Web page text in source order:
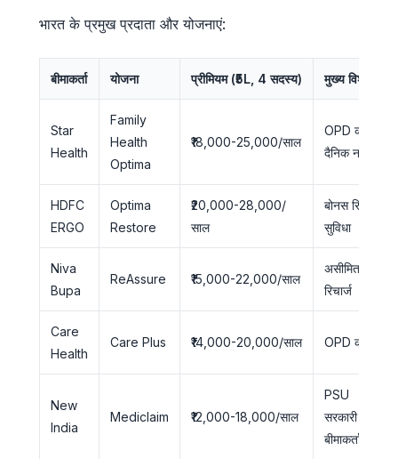
भारत के प्रमुख प्रदाता और योजनाएं:
बीमाकर्ता योजना प्रीमियम (₹5L, 4 सदस्य) मुख्य विशेषता
Star
Health
Family
Health
Optima
₹18,000-25,000/साल
OPD कवर,
दैनिक नकद
HDFC
ERGO
Optima
Restore
₹20,000-28,000/
साल
बोनस रिस्टोर
सुविधा
Niva
Bupa
ReAssure ₹15,000-22,000/साल
असीमित
रिचार्ज
Care
Health
Care Plus ₹14,000-20,000/साल OPD कवर
New
India
Mediclaim ₹12,000-18,000/साल
PSU
सरकारी
बीमाकर्ता